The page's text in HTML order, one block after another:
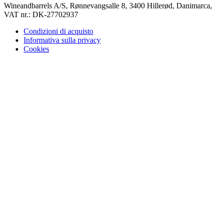
Wineandbarrels A/S, Rønnevangsalle 8, 3400 Hillerød, Danimarca,
VAT nr.: DK-27702937
Condizioni di acquisto
Informativa sulla privacy
Cookies